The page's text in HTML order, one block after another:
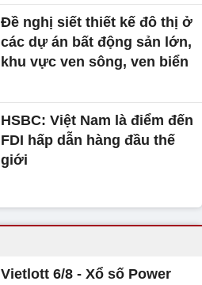
Đề nghị siết thiết kế đô thị ở
các dự án bất động sản lớn,
khu vực ven sông, ven biển
HSBC: Việt Nam là điểm đến
FDI hấp dẫn hàng đầu thế
giới
Vietlott 6/8 - Xổ số Power